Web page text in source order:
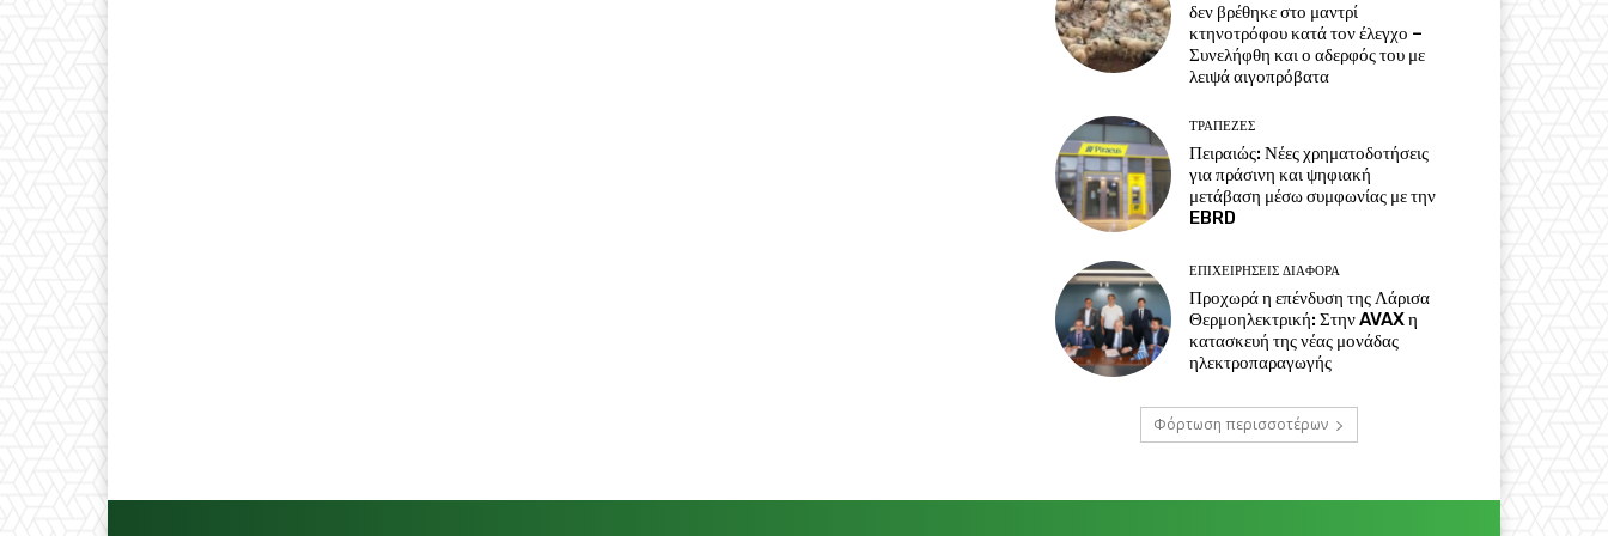
δεν βρέθηκε στο μαντρί
κτηνοτρόφου κατά τον έλεγχο –
Συνελήφθη και ο αδερφός του με
λειψά αιγοπρόβατα
ΤΡΆΠΕΖΕΣ
Πειραιώς: Νέες χρηματοδοτήσεις
για πράσινη και ψηφιακή
μετάβαση μέσω συμφωνίας με την
EBRD
ΕΠΙΧΕΙΡΉΣΕΙΣ ΔΙΆΦΟΡΑ
Προχωρά η επένδυση της Λάρισα
Θερμοηλεκτρική: Στην AVAX η
κατασκευή της νέας μονάδας
ηλεκτροπαραγωγής
Φόρτωση περισσοτέρων